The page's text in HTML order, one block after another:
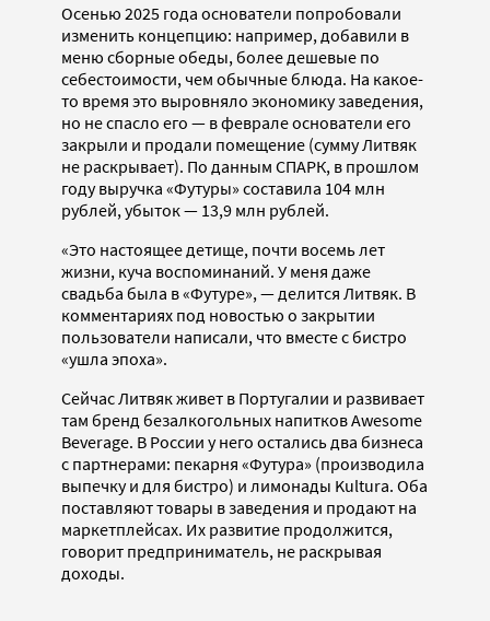
Осенью 2025 года основатели попробовали
изменить концепцию: например, добавили в
меню сборные обеды, более дешевые по
себестоимости, чем обычные блюда. На какое-
то время это выровняло экономику заведения,
но не спасло его — в феврале основатели его
закрыли и продали помещение (сумму Литвяк
не раскрывает). По данным СПАРК, в прошлом
году выручка «Футуры» составила 104 млн
рублей, убыток — 13,9 млн рублей.
«Это настоящее детище, почти восемь лет
жизни, куча воспоминаний. У меня даже
свадьба была в «Футуре», — делится Литвяк. В
комментариях под новостью о закрытии
пользователи написали, что вместе с бистро
«ушла эпоха».
Сейчас Литвяк живет в Португалии и развивает
там бренд безалкогольных напитков Awesome
Beverage. В России у него остались два бизнеса
с партнерами: пекарня «Футура» (производила
выпечку и для бистро) и лимонады Kultura. Оба
поставляют товары в заведения и продают на
маркетплейсах. Их развитие продолжится,
говорит предприниматель, не раскрывая
доходы.